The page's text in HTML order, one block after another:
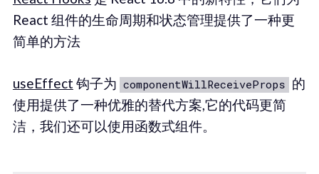
React 组件的生命周期和状态管理提供了一种更
简单的方法
useEffect 钩子为 componentWillReceiveProps 的
使用提供了一种优雅的替代方案,它的代码更简
洁，我们还可以使用函数式组件。